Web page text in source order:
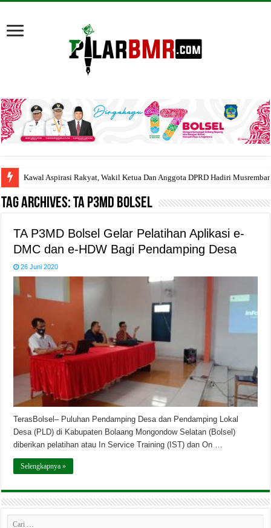
Kawal Aspirasi Rakyat, Wakil Ketua Dan Anggota DPRD Hadiri
Tag Archives:TA P3MD Bolsel
TA P3MD Bolsel Gelar Pelatihan Aplikasi e-
DMC dan e-HDW Bagi Pendamping Desa
26 Juni 2020
TerasBolsel– Puluhan Pendamping Desa dan Pendamping Lokal
Desa (PLD) di Kabupaten Bolaang Mongondow Selatan (Bolsel)
diberikan pelatihan atau In Service Training (IST) dan On …
Selengkapnya »